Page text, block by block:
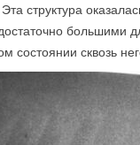
структура
большими
состоянии сквозь